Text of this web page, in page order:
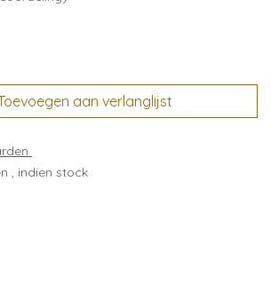
aan verlanglijst
, indien stock